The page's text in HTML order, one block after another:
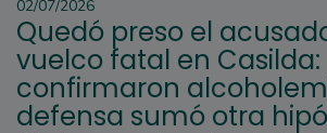
02/07/2026
Quedó preso el
vuelco fatal en Casilda:
confirmaron
defensa sumó otra